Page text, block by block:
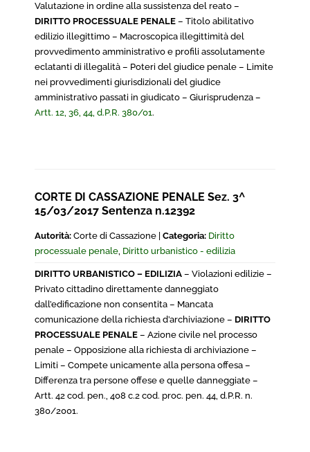
Valutazione in ordine alla sussistenza del reato –
DIRITTO PROCESSUALE PENALE – Titolo abilitativo
edilizio illegittimo – Macroscopica illegittimità del
provvedimento amministrativo e profili assolutamente
eclatanti di illegalità – Poteri del giudice penale – Limite
nei provvedimenti giurisdizionali del giudice
amministrativo passati in giudicato – Giurisprudenza –
Artt. 12, 36, 44, d.P.R. 380/01.
CORTE DI CASSAZIONE PENALE Sez. 3^
15/03/2017 Sentenza n.12392
Autorità: Corte di Cassazione | Categoria: Diritto
processuale penale, Diritto urbanistico - edilizia
DIRITTO URBANISTICO – EDILIZIA – Violazioni edilizie –
Privato cittadino direttamente danneggiato
dall’edificazione non consentita – Mancata
comunicazione della richiesta d’archiviazione – DIRITTO
PROCESSUALE PENALE – Azione civile nel processo
penale – Opposizione alla richiesta di archiviazione –
Limiti – Compete unicamente alla persona offesa –
Differenza tra persone offese e quelle danneggiate –
Artt. 42 cod. pen., 408 c.2 cod. proc. pen. 44, d.P.R. n.
380/2001.